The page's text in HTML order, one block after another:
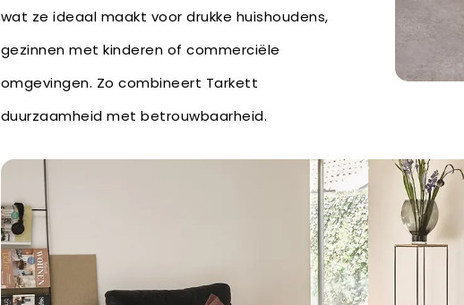
wat ze ideaal maakt voor drukke huishoudens,
gezinnen met kinderen of commerciële
omgevingen. Zo combineert Tarkett
duurzaamheid met betrouwbaarheid.